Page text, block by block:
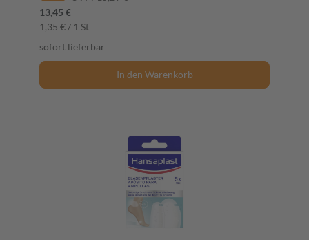
13,45 €
1,35 € / 1 St
sofort lieferbar
In den Warenkorb